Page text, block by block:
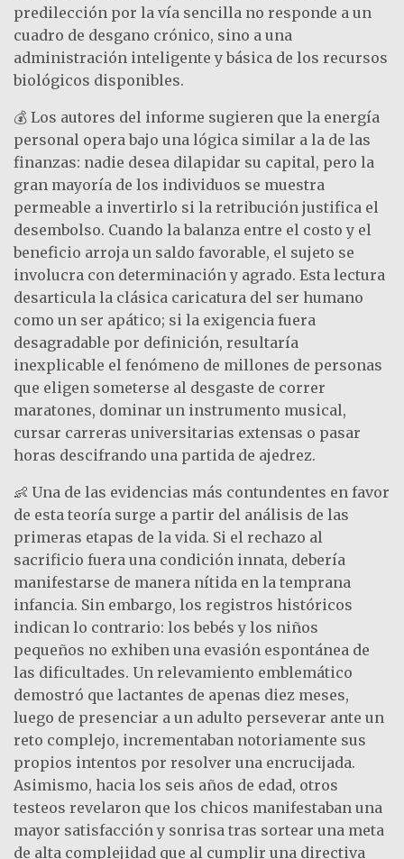
predilección por la vía sencilla no responde a un
cuadro de desgano crónico, sino a una
administración inteligente y básica de los recursos
biológicos disponibles.
💰 Los autores del informe sugieren que la energía
personal opera bajo una lógica similar a la de las
finanzas: nadie desea dilapidar su capital, pero la
gran mayoría de los individuos se muestra
permeable a invertirlo si la retribución justifica el
desembolso. Cuando la balanza entre el costo y el
beneficio arroja un saldo favorable, el sujeto se
involucra con determinación y agrado. Esta lectura
desarticula la clásica caricatura del ser humano
como un ser apático; si la exigencia fuera
desagradable por definición, resultaría
inexplicable el fenómeno de millones de personas
que eligen someterse al desgaste de correr
maratones, dominar un instrumento musical,
cursar carreras universitarias extensas o pasar
horas descifrando una partida de ajedrez.
👶 Una de las evidencias más contundentes en favor
de esta teoría surge a partir del análisis de las
primeras etapas de la vida. Si el rechazo al
sacrificio fuera una condición innata, debería
manifestarse de manera nítida en la temprana
infancia. Sin embargo, los registros históricos
indican lo contrario: los bebés y los niños
pequeños no exhiben una evasión espontánea de
las dificultades. Un relevamiento emblemático
demostró que lactantes de apenas diez meses,
luego de presenciar a un adulto perseverar ante un
reto complejo, incrementaban notoriamente sus
propios intentos por resolver una encrucijada.
Asimismo, hacia los seis años de edad, otros
testeos revelaron que los chicos manifestaban una
mayor satisfacción y sonrisa tras sortear una meta
de alta complejidad que al cumplir una directiva